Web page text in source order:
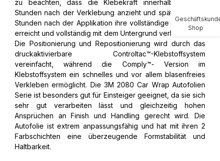
zu beachten, dass die Klebekraft innerhalb weniger
Stunden nach der Verklebung anzieht und spätestens 48
Stunden nach der Applikation ihre vollständige Klebekraft
erreicht und vollständig mit dem Untergrund verbunden ist.
Die Positionierung und Repositionierung wird durch das
druckaktivierbare Controltac™-Klebstoffsystem
vereinfacht, während die Comply™- Version im
Klebstoffsystem ein schnelles und vor allem blasenfreies
Verkleben ermöglicht. Die 3M 2080 Car Wrap Autofolien
Serie ist besonders gut für Einsteiger geeignet, da sie sich
sehr gut verarbeiten lässt und gleichzeitig hohen
Ansprüchen an Finish und Handling gerecht wird. Die
Autofolie ist extrem anpassungsfähig und hat mit ihren 2
Farbschichten eine überzeugende Formstabilität und
Haltbarkeit.
Shop